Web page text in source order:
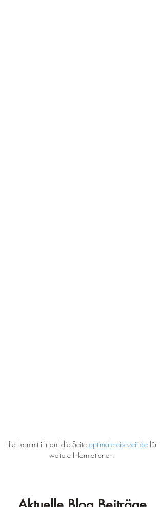
Hier kommt ihr auf die Seite optimalereisezeit.de für
weitere Informationen.